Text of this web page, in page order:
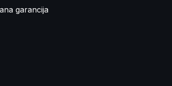
garancija